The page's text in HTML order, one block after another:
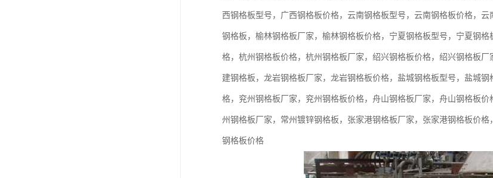
西钢格板型号，广西钢格板价格，云南钢格板型号，云南钢格板价格，
钢格板，榆林钢格板厂家，榆林钢格板价格，宁夏钢格板型号，宁夏钢
格，杭州钢格板价格，杭州钢格板厂家，绍兴钢格板价格，绍兴钢格板
建钢格板，龙岩钢格板厂家，龙岩钢格板价格，盐城钢格板型号，盐城
格，兖州钢格板厂家，兖州钢格板价格，舟山钢格板厂家，舟山钢格板
州钢格板厂家，常州镀锌钢格板，张家港钢格板厂家，张家港钢格板价
钢格板价格